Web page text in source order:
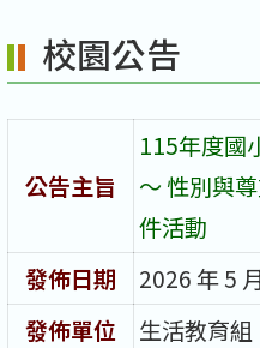
區
校園公告
公告主旨
115年度國
～ 性別與
件活動
發佈日期
2026 年 5
發佈單位
生活教育組